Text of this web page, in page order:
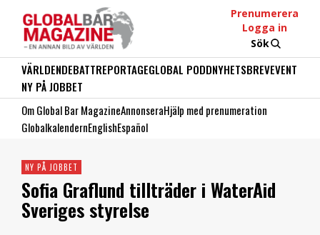
Prenumerera
Logga in
Sök
VÄRLDENDEBATTREPORTAGEGLOBAL PODDNYHETSBREVEVENT
NY PÅ JOBBET
Om Global Bar MagazineAnnonseraHjälp med prenumeration
GlobalkalendernEnglishEspañol
NY PÅ JOBBET
Sofia Graflund tillträder i WaterAid
Sveriges styrelse